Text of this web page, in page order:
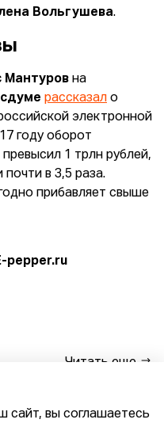
Вольгушева.
Мантуров на
рассказал о
электронной
году оборот
1 трлн рублей,
в 3,5 раза.
прибавляет свыше
pepper.ru
Читать еще
выставлять бизнес
сайт, вы соглашаетесь